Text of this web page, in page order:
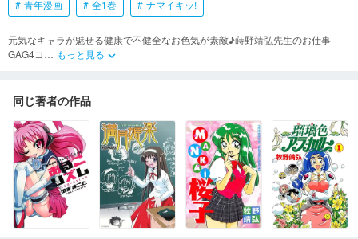
青年漫画 全1巻 ナマイキッ!
元気なキャラが魅せる健康で不健全なお色気が素敵♪蒔野靖弘先生のお仕事
GAG4コ… もっと見る keyboard_arrow_down
同じ著者の作品